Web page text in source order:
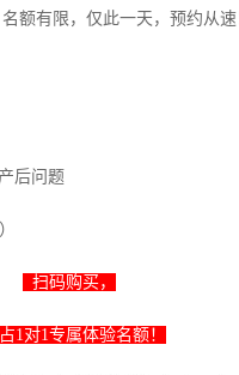
额有限，仅此一天，预约从速
后问题
扫码购买，
1对1专属体验名额！